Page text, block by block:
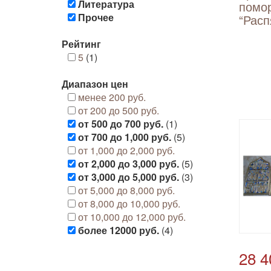
Литература
Прочее
Рейтинг
5 (1)
Диапазон цен
менее 200 руб.
от 200 до 500 руб.
от 500 до 700 руб. (1)
от 700 до 1,000 руб. (5)
от 1,000 до 2,000 руб.
от 2,000 до 3,000 руб. (5)
от 3,000 до 5,000 руб. (3)
от 5,000 до 8,000 руб.
от 8,000 до 10,000 руб.
от 10,000 до 12,000 руб.
более 12000 руб. (4)
28